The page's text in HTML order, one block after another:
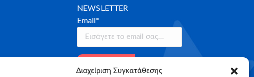
Διαχείριση Συγκατάθεσης
NEWSLETTER
Email*